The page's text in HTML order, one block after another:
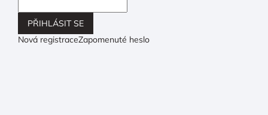
PŘIHLÁSIT SE
Nová registraceZapomenuté heslo